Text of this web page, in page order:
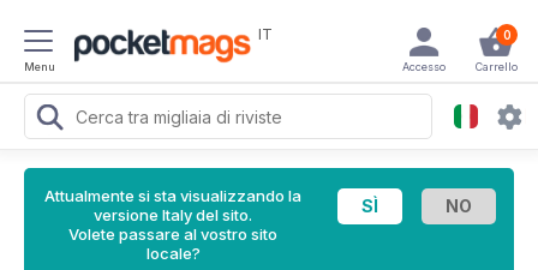
Menu
IT 0
Carrello
Accesso
Attualmente si sta visualizzando la
versione Italy del sito.
Volete passare al vostro sito
locale?